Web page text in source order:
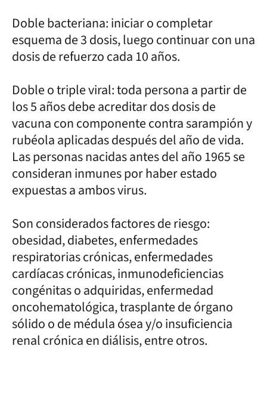
Doble bacteriana: iniciar o completar
esquema de 3 dosis, luego continuar con una
dosis de refuerzo cada 10 años.
Doble o triple viral: toda persona a partir de
los 5 años debe acreditar dos dosis de
vacuna con componente contra sarampión y
rubéola aplicadas después del año de vida.
Las personas nacidas antes del año 1965 se
consideran inmunes por haber estado
expuestas a ambos virus.
Son considerados factores de riesgo:
obesidad, diabetes, enfermedades
respiratorias crónicas, enfermedades
cardíacas crónicas, inmunodeficiencias
congénitas o adquiridas, enfermedad
oncohematológica, trasplante de órgano
sólido o de médula ósea y/o insuficiencia
renal crónica en diálisis, entre otros.